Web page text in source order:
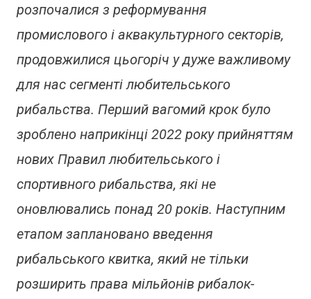
розпочалися з реформування
промислового і аквакультурного секторів,
продовжилися цьогоріч у дуже важливому
для нас сегменті любительського
рибальства. Перший вагомий крок було
зроблено наприкінці 2022 року прийняттям
нових Правил любительського і
спортивного рибальства, які не
оновлювались понад 20 років. Наступним
етапом заплановано введення
рибальського квитка, який не тільки
розширить права мільйонів рибалок-